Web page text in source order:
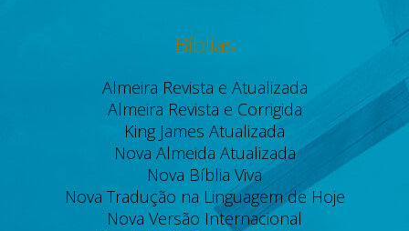
Bíblias
Almeira Revista e Atualizada
Almeira Revista e Corrigida
King James Atualizada
Nova Almeida Atualizada
Nova Bíblia Viva
Nova Tradução na Linguagem de Hoje
Nova Versão Internacional